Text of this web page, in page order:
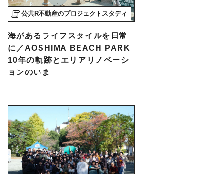
公共R不動産のプロジェクトスタディ
海があるライフスタイルを日常
に／AOSHIMA BEACH PARK
10年の軌跡とエリアリノベーシ
ョンのいま